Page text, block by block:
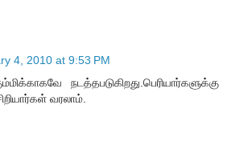
4, 2010 at 9:53 PM
நடத்தபடுகிறது.பெரியார்களுக்கு
வரலாம்.